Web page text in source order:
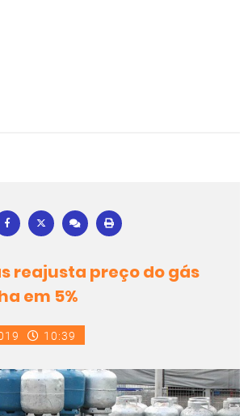
reajusta preço do gás
em 5%
10:39